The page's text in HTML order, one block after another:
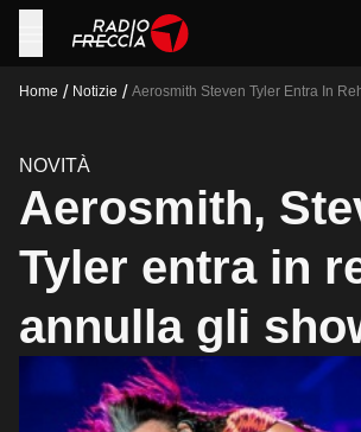
Home / Notizie / Aerosmith Steven Tyler Entra In
NOVITÀ
Aerosmith,
Tyler entra in
annulla gli